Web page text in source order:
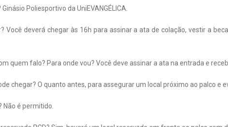
Poliesportivo da UniEVANGÉLICA.
Você deverá chegar às 16h para assinar a ata de colação, vestir a
quem falo? Para onde vou? Você deve assinar a ata na entrada e
chegar? O quanto antes, para assegurar um local próximo ao palco e
é permitido.